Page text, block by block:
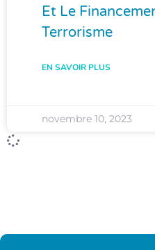
Et Le
Terrorisme
EN SAVOIR PLUS
novembre 10, 2023